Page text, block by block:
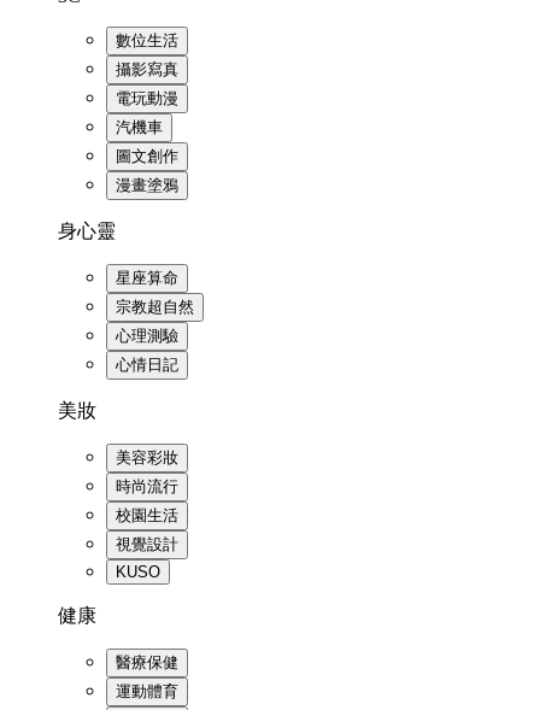
數位生活
攝影寫真
電玩動漫
汽機車
圖文創作
漫畫塗鴉
身心靈
星座算命
宗教超自然
心理測驗
心情日記
美妝
美容彩妝
時尚流行
校園生活
視覺設計
KUSO
健康
醫療保健
運動體育